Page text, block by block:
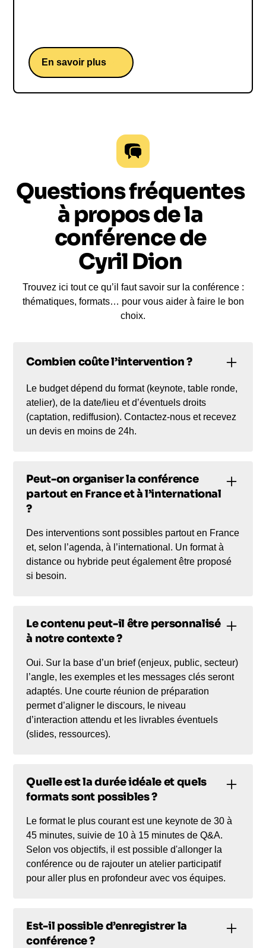
En savoir plus
Questions fréquentes
à propos de la
conférence de
Cyril Dion
Trouvez ici tout ce qu’il faut savoir sur la conférence :
thématiques, formats… pour vous aider à faire le bon
choix.
Combien coûte l’intervention ?
Le budget dépend du format (keynote, table ronde,
atelier), de la date/lieu et d’éventuels droits
(captation, rediffusion). Contactez-nous et recevez
un devis en moins de 24h.
Peut-on organiser la conférence
partout en France et à l’international
?
Des interventions sont possibles partout en France
et, selon l’agenda, à l’international. Un format à
distance ou hybride peut également être proposé
si besoin.
Le contenu peut-il être personnalisé
à notre contexte ?
Oui. Sur la base d’un brief (enjeux, public, secteur)
l’angle, les exemples et les messages clés seront
adaptés. Une courte réunion de préparation
permet d’aligner le discours, le niveau
d’interaction attendu et les livrables éventuels
(slides, ressources).
Quelle est la durée idéale et quels
formats sont possibles ?
Le format le plus courant est une keynote de 30 à
45 minutes, suivie de 10 à 15 minutes de Q&A.
Selon vos objectifs, il est possible d'allonger la
conférence ou de rajouter un atelier participatif
pour aller plus en profondeur avec vos équipes.
Est-il possible d’enregistrer la
conférence ?